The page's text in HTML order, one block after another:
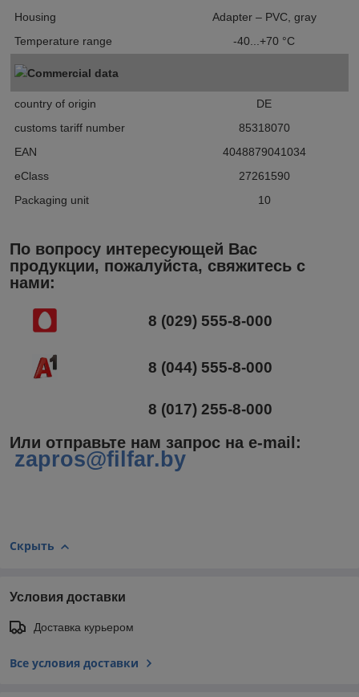
Housing
Adapter – PVC, gray
Temperature range
-40...+70 °C
Commercial data
country of origin
DE
customs tariff number
85318070
EAN
4048879041034
eClass
27261590
Packaging unit
10
По вопросу интересующей Вас
продукции, пожалуйста, свяжитесь с
нами:
8 (029) 555-8-000
8 (044) 555-8-000
8 (017) 255-8-000
Или отправьте нам запрос на e-mail :
zapros@filfar.by
Скрыть
Условия доставки
Доставка курьером
Все условия доставки